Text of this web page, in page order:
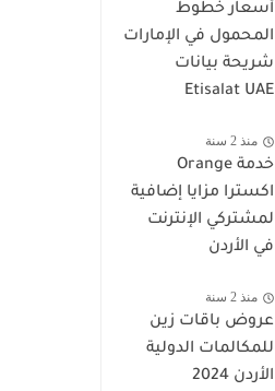
أسعار خطوط
المحمول في الإمارات
شريحة بيانات
Etisalat UAE
منذ 2 سنة
خدمة Orange
اكسترا مزايا إضافية
لمشتركي الإنترنت
في الأردن
منذ 2 سنة
عروض باقات زين
للمكالمات الدولية
الأردن 2024